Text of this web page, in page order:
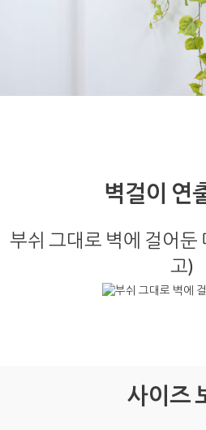
벽걸이 연
부쉬 그대로 벽에 걸어둔
고)
사이즈